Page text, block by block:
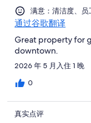
满意：清洁度、
通过谷歌翻译
Great property for
downtown.
2026 年 5 月入住 1 晚
0
真实点评